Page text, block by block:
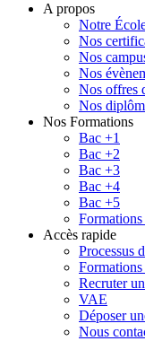
A propos
Notre
Nos
Nos
Nos
Nos offres
Nos
Nos Formations
Bac +1
Bac +2
Bac +3
Bac +4
Bac +5
Formations
Accès rapide
Processus
Formations
Recruter
VAE
Déposer
Nous